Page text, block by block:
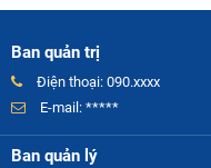
Ban quản trị
Điện thoại: 090.xxxx
E-mail: *****
Ban quản lý